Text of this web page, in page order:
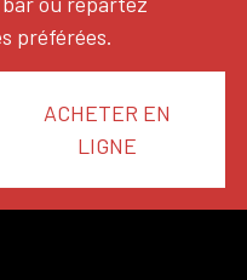
préférées.
ACHETER EN
LIGNE